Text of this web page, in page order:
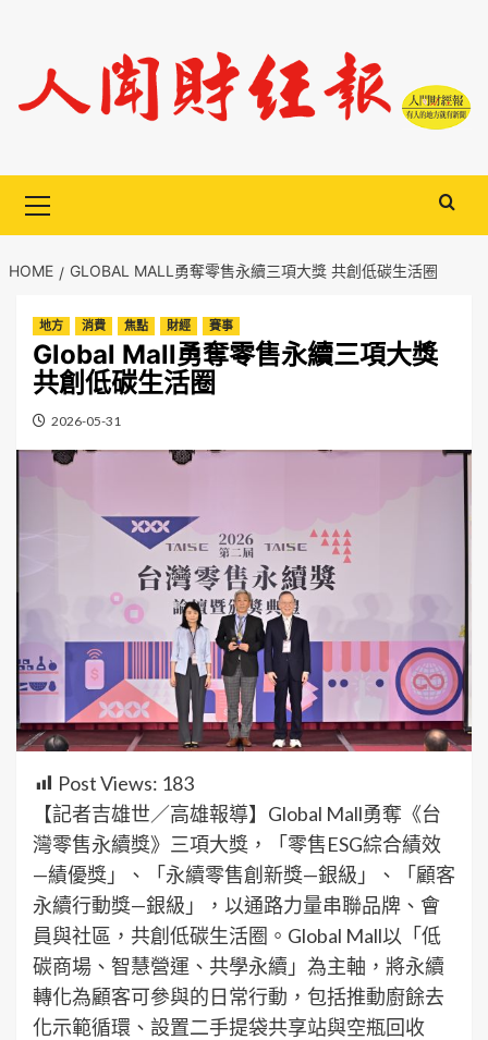
content
Menu
HOME GLOBAL MALL勇奪零售永續三項大獎 共創低碳生活圈
地方 消費 焦點 財經 賽事
Global Mall勇奪零售永續三項大獎
共創低碳生活圈
2026-05-31
Post Views: 183
【記者吉雄世／高雄報導】Global Mall勇奪《台
灣零售永續獎》三項大獎，「零售ESG綜合績效
—績優獎」、「永續零售創新獎—銀級」、「顧客
永續行動獎—銀級」，以通路力量串聯品牌、會
員與社區，共創低碳生活圈。Global Mall以「低
碳商場、智慧營運、共學永續」為主軸，將永續
轉化為顧客可參與的日常行動，包括推動廚餘去
化示範循環、設置二手提袋共享站與空瓶回收